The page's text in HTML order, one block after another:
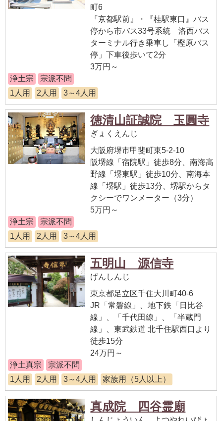
町6
『京都駅前』・『桂駅東口』バス
停から市バス33号系統 洛西バス
ターミナル行き乗車し「樫原バス
停」下車後歩いて2分
3万円～
浄土宗
宗派不問
1人用
2人用 3～4人用
徳清山証誠院 玉圓寺
ぎょくえんじ
大阪府堺市甲斐町東5-2-10
阪堺線「宿院駅」徒歩8分、南海高
野線「堺東駅」徒歩10分、南海本
線「堺駅」徒歩13分、堺駅からタ
クシーでワンメーター（3分）
5万円～
浄土宗
宗派不問
1人用
2人用 3～4人用
五明山 源信寺
げんしんじ
東京都足立区千住大川町40-6
JR「常磐線」、地下鉄「日比谷
線」、「千代田線」、「半蔵門
線」、東武鉄道 北千住駅西口より
徒歩15分
24万円～
浄土真宗
宗派不問
1人用
2人用 3～4人用 家族用（5人以上）
真成院 四谷霊廟